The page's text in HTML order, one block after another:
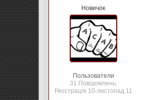
Новичок
Пользователи
31 Повідомлень:
Реєстрація 10-листопад 11